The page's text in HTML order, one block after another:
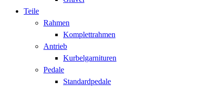
Teile
Rahmen
Komplettrahmen
Antrieb
Kurbelgarnituren
Pedale
Standardpedale